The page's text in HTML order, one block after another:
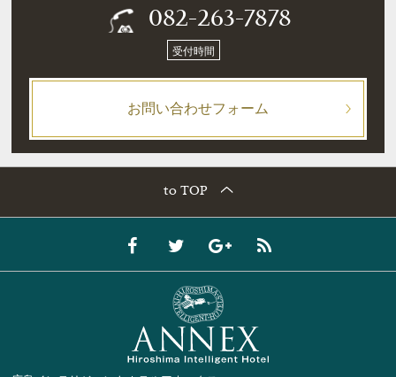
082-263-7878
受付時間
お問い合わせフォーム
to TOP